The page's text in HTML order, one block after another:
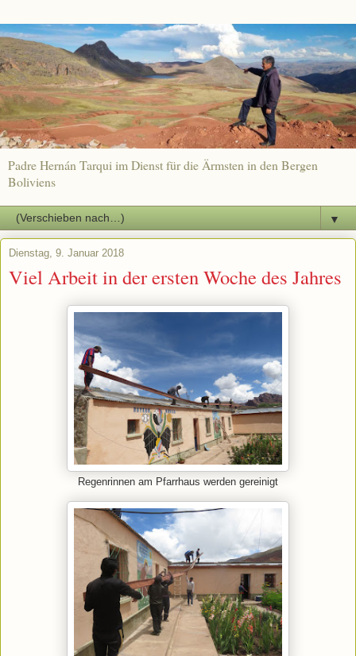
Padre Hernán Tarqui im Dienst für die Ärmsten in den Bergen
Boliviens
▼
Dienstag, 9. Januar 2018
Viel Arbeit in der ersten Woche des Jahres
Regenrinnen am Pfarrhaus werden gereinigt